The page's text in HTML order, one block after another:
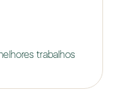
trabalhos